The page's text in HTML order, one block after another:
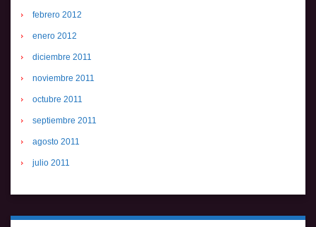
febrero 2012
enero 2012
diciembre 2011
noviembre 2011
octubre 2011
septiembre 2011
agosto 2011
julio 2011